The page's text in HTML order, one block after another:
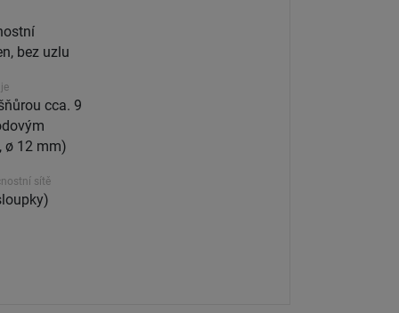
bez uzlu
cca. 9
ø 12 mm)
sítě